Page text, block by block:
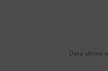
Data ultimo